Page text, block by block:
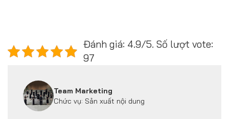
Đánh giá: 4.9/5. Số lượt vote:
97
Team Marketing
Chức vụ: Sản xuất nội dung